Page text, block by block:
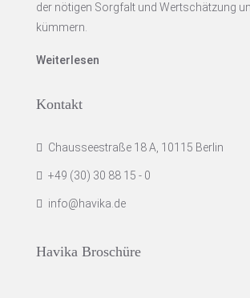
der nötigen Sorgfalt und Wertschätzung
kümmern.
Weiterlesen
Kontakt
Chausseestraße 18 A, 10115 Berlin
+49 (30) 30 88 15 - 0
info@havika.de
Havika Broschüre